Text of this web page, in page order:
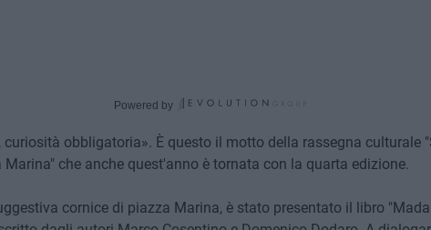
Powered by
curiosità obbligatoria». È questo il motto della rassegna culturale
che anche quest'anno è tornata con la quarta edizione.
cornice di piazza Marina, è stato presentato il libro